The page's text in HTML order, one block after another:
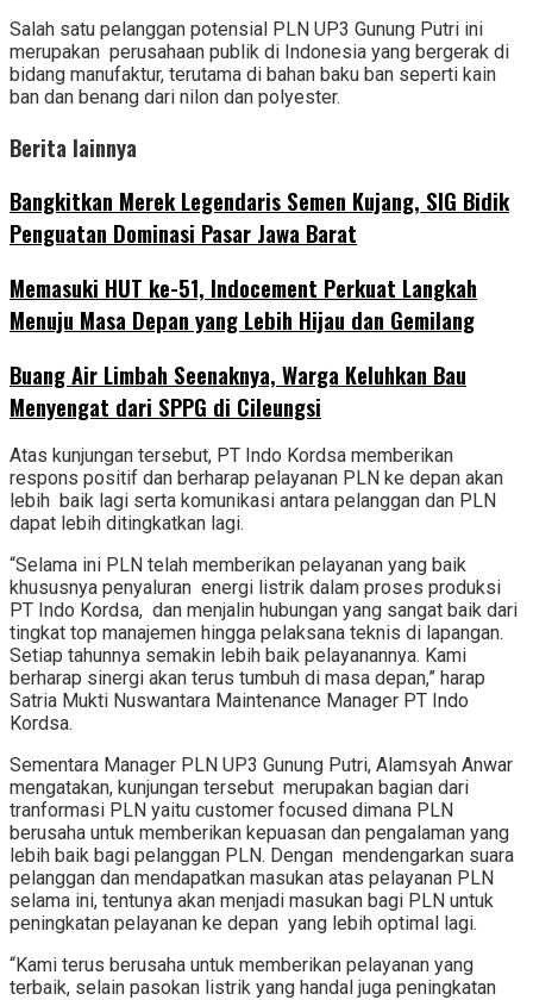
Salah satu pelanggan potensial PLN UP3 Gunung Putri ini
merupakan perusahaan publik di Indonesia yang bergerak di
bidang manufaktur, terutama di bahan baku ban seperti kain
ban dan benang dari nilon dan polyester.
Berita lainnya
‎Bangkitkan Merek Legendaris Semen Kujang, SIG Bidik
Penguatan Dominasi Pasar Jawa Barat
Memasuki HUT ke-51, Indocement Perkuat Langkah
Menuju Masa Depan yang Lebih Hijau dan Gemilang
‎Buang Air Limbah Seenaknya, Warga Keluhkan Bau
Menyengat dari SPPG di Cileungsi
Atas kunjungan tersebut, PT Indo Kordsa memberikan
respons positif dan berharap pelayanan PLN ke depan akan
lebih baik lagi serta komunikasi antara pelanggan dan PLN
dapat lebih ditingkatkan lagi.
“Selama ini PLN telah memberikan pelayanan yang baik
khususnya penyaluran energi listrik dalam proses produksi
PT Indo Kordsa, dan menjalin hubungan yang sangat baik dari
tingkat top manajemen hingga pelaksana teknis di lapangan.
Setiap tahunnya semakin lebih baik pelayanannya. Kami
berharap sinergi akan terus tumbuh di masa depan,” harap
Satria Mukti Nuswantara Maintenance Manager PT Indo
Kordsa.
Sementara Manager PLN UP3 Gunung Putri, Alamsyah Anwar
mengatakan, kunjungan tersebut merupakan bagian dari
tranformasi PLN yaitu customer focused dimana PLN
berusaha untuk memberikan kepuasan dan pengalaman yang
lebih baik bagi pelanggan PLN. Dengan mendengarkan suara
pelanggan dan mendapatkan masukan atas pelayanan PLN
selama ini, tentunya akan menjadi masukan bagi PLN untuk
peningkatan pelayanan ke depan yang lebih optimal lagi.
“Kami terus berusaha untuk memberikan pelayanan yang
terbaik, selain pasokan listrik yang handal juga peningkatan